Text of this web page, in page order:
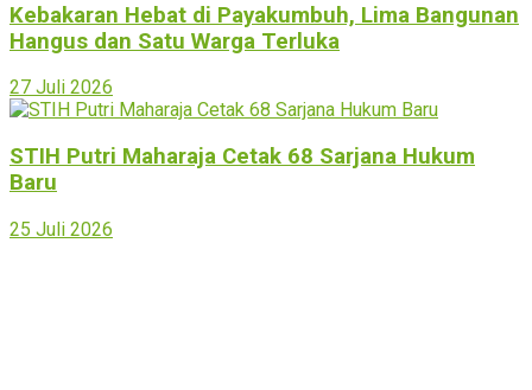
Kebakaran Hebat di Payakumbuh, Lima Bangunan
Hangus dan Satu Warga Terluka
27 Juli 2026
STIH Putri Maharaja Cetak 68 Sarjana Hukum
Baru
25 Juli 2026